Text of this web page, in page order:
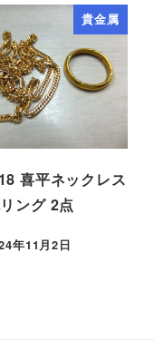
貴金属
喜平ネックレス
ング 2点
年11月2日